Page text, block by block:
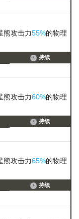
熊攻击力55%的物理
持续
熊攻击力60%的物理
持续
熊攻击力65%的物理
持续